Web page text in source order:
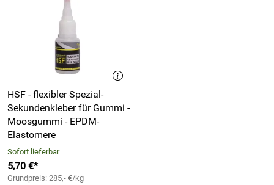
HSF - flexibler Spezial-
Sekundenkleber für Gummi -
Moosgummi - EPDM-
Elastomere
Sofort lieferbar
5,70 €*
Grundpreis: 285,- €/kg